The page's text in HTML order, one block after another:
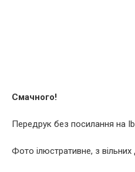
Смачного!
Передрук без посилання на
Фото ілюстративне, з